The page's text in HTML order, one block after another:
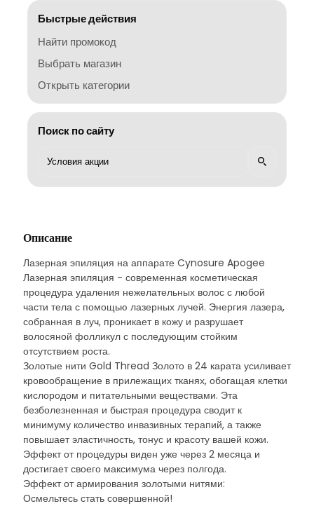
Быстрые действия
Найти промокод
Выбрать магазин
Открыть категории
Поиск по сайту
Описание
Лазерная эпиляция на аппарате Cynosure Apogee
Лазерная эпиляция - современная косметическая
процедура удаления нежелательных волос с любой
части тела с помощью лазерных лучей. Энергия лазера,
собранная в луч, проникает в кожу и разрушает
волосяной фолликул с последующим стойким
отсутствием роста.
Золотые нити Gold Thread Золото в 24 карата усиливает
кровообращение в прилежащих тканях, обогащая клетки
кислородом и питательными веществами. Эта
безболезненная и быстрая процедура сводит к
минимуму количество инвазивных терапий, а также
повышает эластичность, тонус и красоту вашей кожи.
Эффект от процедуры виден уже через 2 месяца и
достигает своего максимума через полгода.
Эффект от армирования золотыми нитями:
Осмельтесь стать совершенной!